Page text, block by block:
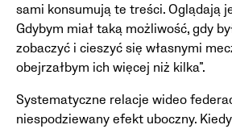
sami konsumują te treści. Oglądają
Gdybym miał taką możliwość, gdy
zobaczyć i cieszyć się własnymi
obejrzałbym ich więcej niż kilka”.
Systematyczne relacje wideo
niespodziewany efekt uboczny.